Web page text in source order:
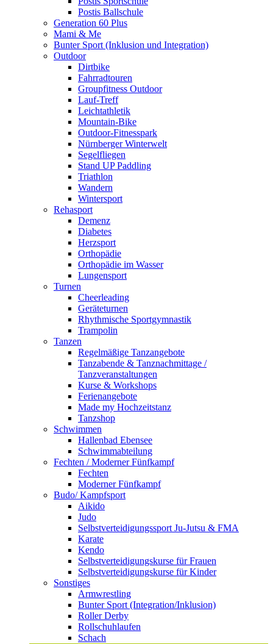
Postis Ballschule
Generation 60 Plus
Mami & Me
Bunter Sport (Inklusion und Integration)
Outdoor
Dirtbike
Fahrradtouren
Groupfitness Outdoor
Lauf-Treff
Leichtathletik
Mountain-Bike
Outdoor-Fitnesspark
Nürnberger Winterwelt
Segelfliegen
Stand UP Paddling
Triathlon
Wandern
Wintersport
Rehasport
Demenz
Diabetes
Herzsport
Orthopädie
Orthopädie im Wasser
Lungensport
Turnen
Cheerleading
Geräteturnen
Rhythmische Sportgymnastik
Trampolin
Tanzen
Regelmäßige Tanzangebote
Tanzabende & Tanznachmittage /
Tanzveranstaltungen
Kurse & Workshops
Ferienangebote
Made my Hochzeitstanz
Tanzshop
Schwimmen
Hallenbad Ebensee
Schwimmabteilung
Fechten / Moderner Fünfkampf
Fechten
Moderner Fünfkampf
Budo/ Kampfsport
Aikido
Judo
Selbstverteidigungssport Ju-Jutsu & FMA
Karate
Kendo
Selbstverteidigungskurse für Frauen
Selbstverteidigungskurse für Kinder
Sonstiges
Armwrestling
Bunter Sport (Integration/Inklusion)
Roller Derby
Rollschuhlaufen
Schach